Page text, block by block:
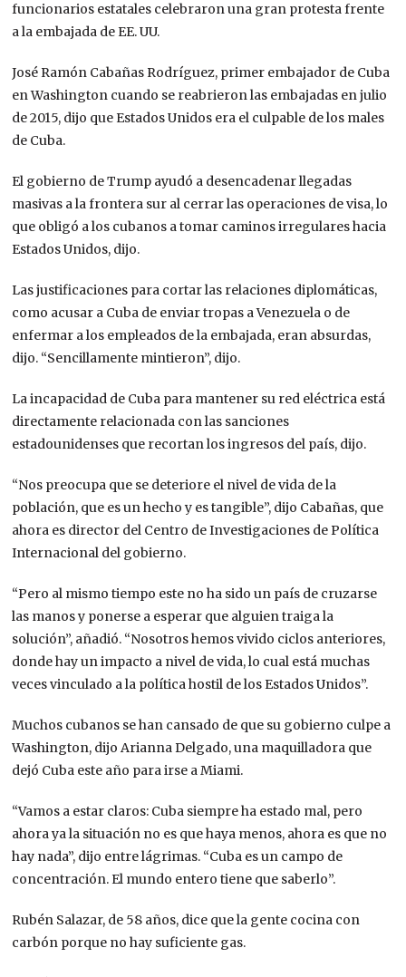
funcionarios estatales celebraron una gran protesta frente
a la embajada de EE. UU.
José Ramón Cabañas Rodríguez, primer embajador de Cuba
en Washington cuando se reabrieron las embajadas en julio
de 2015, dijo que Estados Unidos era el culpable de los males
de Cuba.
El gobierno de Trump ayudó a desencadenar llegadas
masivas a la frontera sur al cerrar las operaciones de visa, lo
que obligó a los cubanos a tomar caminos irregulares hacia
Estados Unidos, dijo.
Las justificaciones para cortar las relaciones diplomáticas,
como acusar a Cuba de enviar tropas a Venezuela o de
enfermar a los empleados de la embajada, eran absurdas,
dijo. “Sencillamente mintieron”, dijo.
La incapacidad de Cuba para mantener su red eléctrica está
directamente relacionada con las sanciones
estadounidenses que recortan los ingresos del país, dijo.
“Nos preocupa que se deteriore el nivel de vida de la
población, que es un hecho y es tangible”, dijo Cabañas, que
ahora es director del Centro de Investigaciones de Política
Internacional del gobierno.
“Pero al mismo tiempo este no ha sido un país de cruzarse
las manos y ponerse a esperar que alguien traiga la
solución”, añadió. “Nosotros hemos vivido ciclos anteriores,
donde hay un impacto a nivel de vida, lo cual está muchas
veces vinculado a la política hostil de los Estados Unidos”.
Muchos cubanos se han cansado de que su gobierno culpe a
Washington, dijo Arianna Delgado, una maquilladora que
dejó Cuba este año para irse a Miami.
“Vamos a estar claros: Cuba siempre ha estado mal, pero
ahora ya la situación no es que haya menos, ahora es que no
hay nada”, dijo entre lágrimas. “Cuba es un campo de
concentración. El mundo entero tiene que saberlo”.
Rubén Salazar, de 58 años, dice que la gente cocina con
carbón porque no hay suficiente gas.